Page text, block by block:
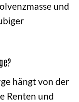
und
hängt von der
Renten und